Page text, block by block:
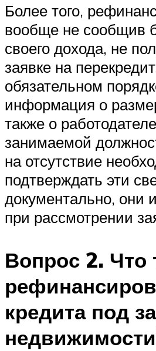
Более того,
вообще не сообщив
своего дохода, не
заявке на
обязательном
информация о
также о
занимаемой
на отсутствие
подтверждать эти
документально, они
при рассмотрении
Вопрос 2. Что
кредита под